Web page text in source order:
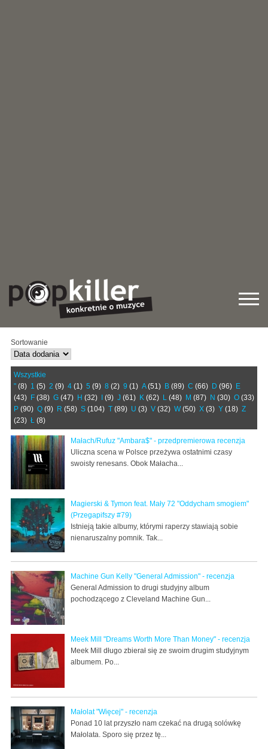
Sortowanie
Wszystkie
" (8) 1 (5) 2 (9) 4 (1) 5 (9) 8 (2) 9 (1) A(51) B (89) C (66) D (96) E
(43) F (38) G (47) H (32) (9) J (61) K (62) L (48) M (87) N (30) O (33)
P (90) Q (9) R (58) S (104) T (89) U (3) V (32) W(50) X (3) Y (18) Z
(23) Ł (8)
Małach/Rufuz "Ambara$" - przedpremierowa recenzja
Uliczna scena w Polsce przeżywa ostatnimi czasy
swoisty renesans. Obok Małacha...
Magierski & Tymon feat. Mały 72 "Oddycham smogiem"
(Przegapifszy #79)
Istnieją takie albumy, którymi raperzy stawiają sobie
nienaruszalny pomnik. Tak...
Machine Gun Kelly "General Admission" - recenzja
General Admission to drugi studyjny album
pochodzącego z Cleveland Machine Gun...
Meek Mill "Dreams Worth More Than Money" - recenzja
Meek Mill długo zbierał się ze swoim drugim studyjnym
albumem. Po...
Małolat "Więcej" - recenzja
Ponad 10 lat przyszło nam czekać na drugą solówkę
Małolata. Sporo się przez tę...